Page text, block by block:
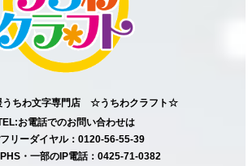
うちわ文字専門店 ☆うちわクラフト☆
お電話でのお問い合わせは
リーダイヤル：0120-56-55-39
・一部のIP電話：0425-71-0382